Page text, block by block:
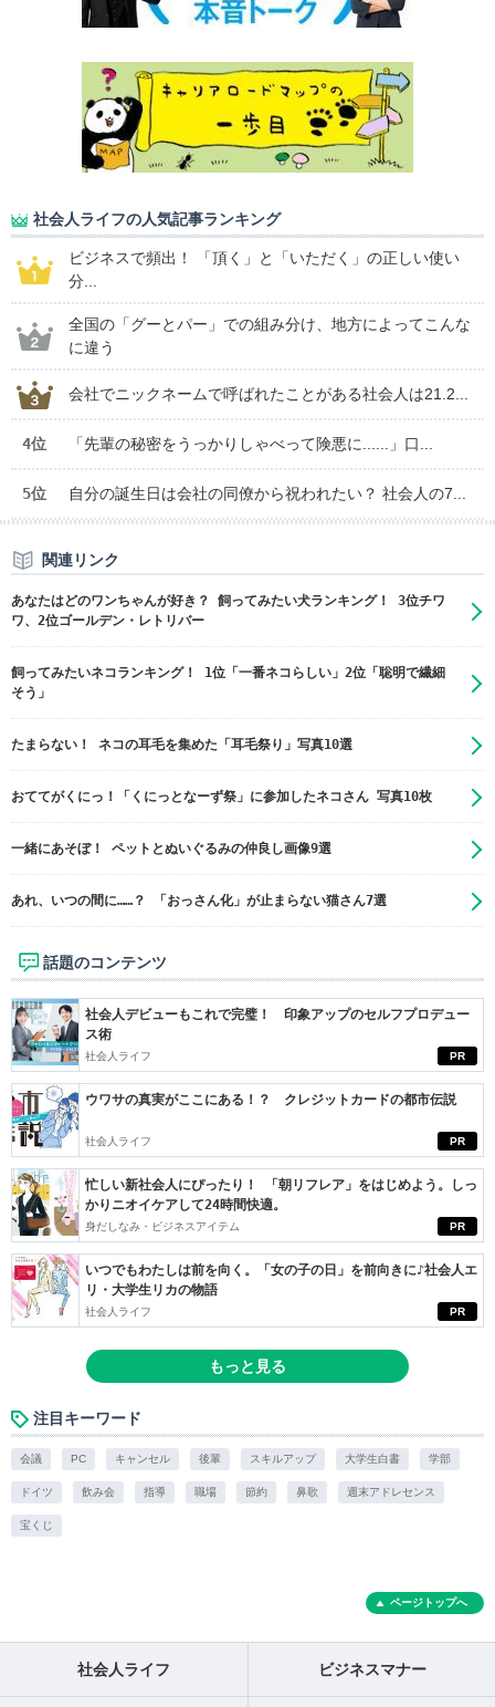
社会人ライフの人気記事ランキング
ビジネスで頻出！ 「頂く」と「いただく」の正しい使い
分...
全国の「グーとパー」での組み分け、地方によってこんな
に違う
会社でニックネームで呼ばれたことがある社会人は21.2...
4位 「先輩の秘密をうっかりしゃべって険悪に......」口...
5位 自分の誕生日は会社の同僚から祝われたい？ 社会人の7...
関連リンク
あなたはどのワンちゃんが好き？ 飼ってみたい犬ランキング！ 3位チワ
ワ、2位ゴールデン・レトリバー
飼ってみたいネコランキング！ 1位「一番ネコらしい」2位「聡明で繊細
そう」
たまらない！ ネコの耳毛を集めた「耳毛祭り」写真10選
おててがくにっ！「くにっとなーず祭」に参加したネコさん 写真10枚
一緒にあそぼ！ ペットとぬいぐるみの仲良し画像9選
あれ、いつの間に……？ 「おっさん化」が止まらない猫さん7選
話題のコンテンツ
PR
社会人デビューもこれで完璧！ 印象アップのセルフプロデュー
ス術
社会人ライフ
PR
ウワサの真実がここにある！？ クレジットカードの都市伝説
社会人ライフ
PR
忙しい新社会人にぴったり！ 「朝リフレア」をはじめよう。しっ
かりニオイケアして24時間快適。
身だしなみ・ビジネスアイテム
PR
いつでもわたしは前を向く。「女の子の日」を前向きに♪社会人エ
リ・大学生リカの物語
社会人ライフ
もっと見る
注目キーワード
会議 PC キャンセル 後輩 スキルアップ 大学生白書 学部
ドイツ 飲み会 指導 職場 節約 鼻歌 週末アドレセンス
宝くじ
ページトップへ
社会人ライフ ビジネスマナー